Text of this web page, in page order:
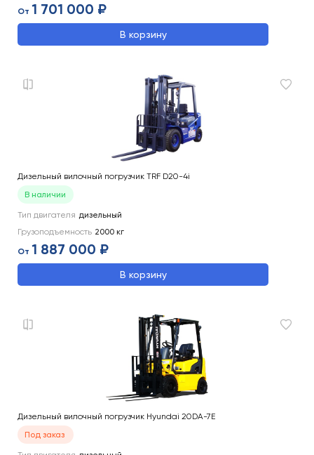
От 1 701 000 ₽
В корзину
Дизельный вилочный погрузчик TRF D20-4i
В наличии
Тип двигателя дизельный
Грузоподъемность 2000 кг
От 1 887 000 ₽
В корзину
Дизельный вилочный погрузчик Hyundai 20DA-7E
Под заказ